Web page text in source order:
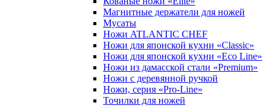
Магнитные держатели для ножей
Мусаты
Ножи ATLANTIC CHEF
Ножи для японской кухни «Classic»
Ножи для японской кухни «Eco Line»
Ножи из дамасской стали «Premium»
Ножи с деревянной ручкой
Ножи, серия «Pro-Line»
Точилки для ножей